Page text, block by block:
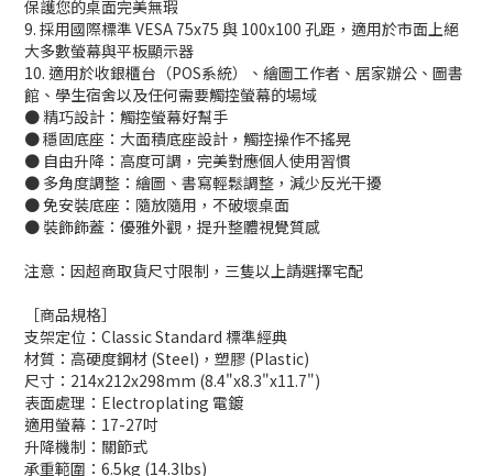
保護您的桌面完美無瑕
9. 採用國際標準 VESA 75x75 與 100x100 孔距，適用於市面上絕
大多數螢幕與平板顯示器
10. 適用於收銀櫃台（POS系統）、繪圖工作者、居家辦公、圖書
館、學生宿舍以及任何需要觸控螢幕的場域
● 精巧設計：觸控螢幕好幫手
● 穩固底座：大面積底座設計，觸控操作不搖晃
● 自由升降：高度可調，完美對應個人使用習慣
● 多角度調整：繪圖、書寫輕鬆調整，減少反光干擾
● 免安裝底座：隨放隨用，不破壞桌面
● 裝飾飾蓋：優雅外觀，提升整體視覺質感
注意：因超商取貨尺寸限制，三隻以上請選擇宅配
［商品規格］
支架定位：Classic Standard 標準經典
材質：高硬度鋼材 (Steel)，塑膠 (Plastic)
尺寸：214x212x298mm (8.4"x8.3"x11.7")
表面處理：Electroplating 電鍍
適用螢幕：17-27吋
升降機制：關節式
承重範圍：6.5kg (14.3lbs)